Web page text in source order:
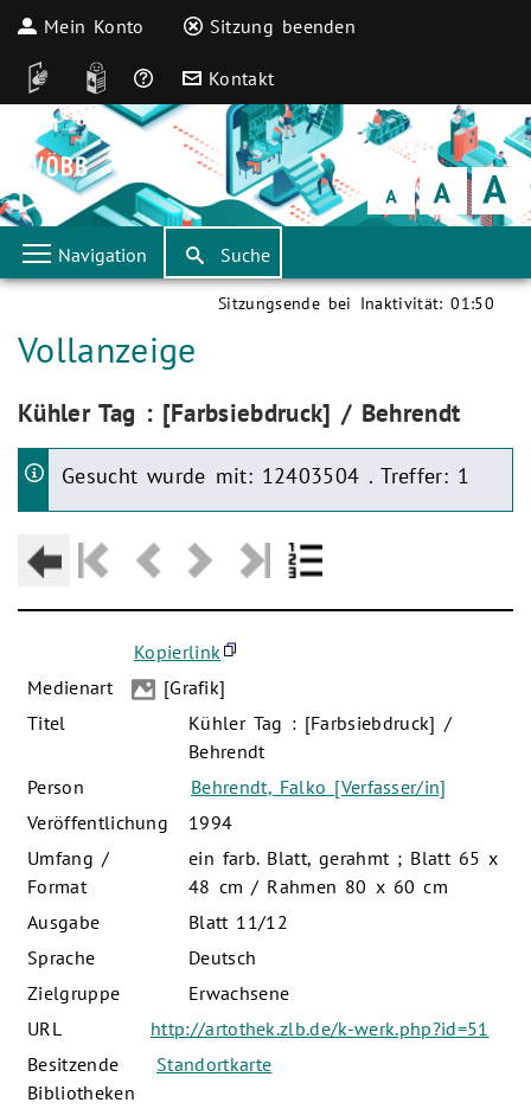
Mein Konto Sitzung beenden
DGS Leichte Sprache
Häufige Fragen
Kontakt
Schrift
klein Schrift
normal Schrift
groß
Navigation Suche
Sitzungsende bei Inaktivität: 01:50
Aktuelle Seite:
Vollanzeige
Aktuelle Seite:
Kühler Tag : [Farbsiebdruck] / Behrendt
Gesucht wurde mit: 12403504 . Treffer: 1
Kopierlink
Medienart
[Grafik]
Titel
Kühler Tag : [Farbsiebdruck] /
Behrendt
Person
Behrendt, Falko [Verfasser/in]
Veröffentlichung
1994
Umfang /
Format
ein farb. Blatt, gerahmt ; Blatt 65 x
48 cm / Rahmen 80 x 60 cm
Ausgabe
Blatt 11/12
Sprache
Deutsch
Zielgruppe
Erwachsene
URL
http://artothek.zlb.de/k-werk.php?id=51
Besitzende
Bibliotheken
Standortkarte